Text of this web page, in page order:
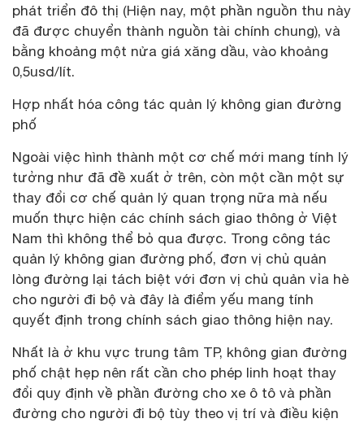
phát triển đô thị (Hiện nay, một phần nguồn thu này
đã được chuyển thành nguồn tài chính chung), và
bằng khoảng một nửa giá xăng dầu, vào khoảng
0,5usd/lít.
Hợp nhất hóa công tác quản lý không gian đường
phố
Ngoài việc hình thành một cơ chế mới mang tính lý
tưởng như đã đề xuất ở trên, còn một cần một sự
thay đổi cơ chế quản lý quan trọng nữa mà nếu
muốn thực hiện các chính sách giao thông ở Việt
Nam thì không thể bỏ qua được. Trong công tác
quản lý không gian đường phố, đơn vị chủ quản
lòng đường lại tách biệt với đơn vị chủ quản vỉa hè
cho người đi bộ và đây là điểm yếu mang tính
quyết định trong chính sách giao thông hiện nay.
Nhất là ở khu vực trung tâm TP, không gian đường
phố chật hẹp nên rất cần cho phép linh hoạt thay
đổi quy định về phần đường cho xe ô tô và phần
đường cho người đi bộ tùy theo vị trí và điều kiện